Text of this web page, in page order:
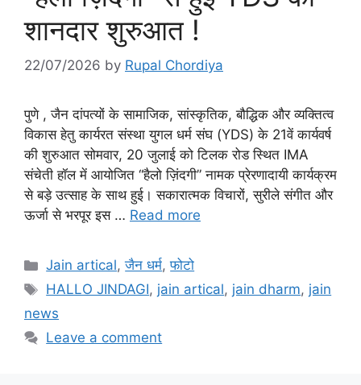
शानदार शुरुआत !
22/07/2026 by Rupal Chordiya
पुणे , जैन दांपत्यों के सामाजिक, सांस्कृतिक, बौद्धिक और व्यक्तित्व
विकास हेतु कार्यरत संस्था युगल धर्म संघ (YDS) के 21वें कार्यवर्ष
की शुरुआत सोमवार, 20 जुलाई को टिलक रोड स्थित IMA
संचेती हॉल में आयोजित “हैलो ज़िंदगी” नामक प्रेरणादायी कार्यक्रम
से बड़े उत्साह के साथ हुई। सकारात्मक विचारों, सुरीले संगीत और
ऊर्जा से भरपूर इस … Read more
Categories
Jain artical,जैन धर्म,फोटो
Tags
HALLO JINDAGI, jain artical, jain dharm, jain
news
Leave a comment